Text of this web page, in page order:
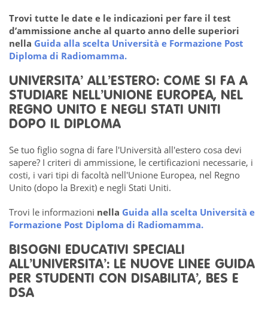
Trovi tutte le date e le indicazioni per fare il test
d’ammissione anche al quarto anno delle superiori
nella Guida alla scelta Università e Formazione Post
Diploma di Radiomamma.
UNIVERSITA’ ALL’ESTERO: COME SI FA A
STUDIARE NELL’UNIONE EUROPEA, NEL
REGNO UNITO E NEGLI STATI UNITI
DOPO IL DIPLOMA
Se tuo figlio sogna di fare l'Università all'estero cosa devi
sapere? I criteri di ammissione, le certificazioni necessarie, i
costi, i vari tipi di facoltà nell'Unione Europea, nel Regno
Unito (dopo la Brexit) e negli Stati Uniti.
Trovi le informazioni nella Guida alla scelta Università e
Formazione Post Diploma di Radiomamma.
BISOGNI EDUCATIVI SPECIALI
ALL’UNIVERSITA’: LE NUOVE LINEE GUIDA
PER STUDENTI CON DISABILITA’, BES E
DSA